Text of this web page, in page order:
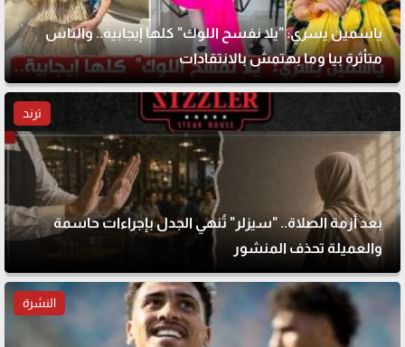
ياسمين يسري: "يلا نفسح اللوك" كلها إيجابية.. والناس
متأثرة بيا وما بهتمش بالانتقادات
ترند
بعد أزمة الصلاة.. "سيزلر" تُنهي الجدل بإجراءات حاسمة
والعميلة تحذف المنشور
النشرة